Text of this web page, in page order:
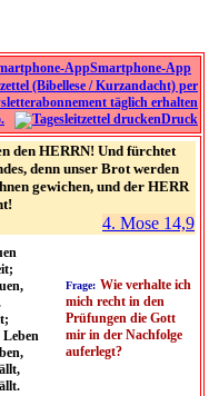
Smartphone-App
Druck
den HERRN! Und fürchtet
denn unser Brot werden
gewichen, und der HERR
4. Mose 14,9
Leben
Frage: Wie verhalte ich
mich recht in den
Prüfungen die Gott
mir in der Nachfolge
auferlegt?